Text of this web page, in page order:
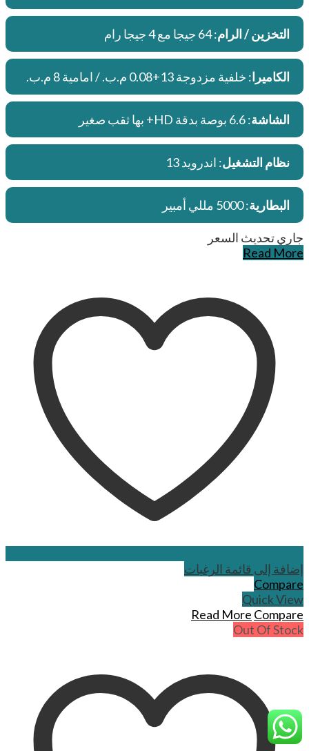
التخزين / الرام: 64 جيجا مع 4 جيجا رام
الكاميرا: خلفية مزدوجة 13+0.08 م.ب. / امامية 8 م.ب.
الشاشة: 6.6 بوصة بدقة HD+ بها ثقب صغير
نظام التشغيل: اندرويد 13
البطارية: 5000 مللي أمبير
جاري تحديث السعر
Read More
إضافة إلى قائمة الرغبات
Compare
Quick View
Read More Compare
Out Of Stock